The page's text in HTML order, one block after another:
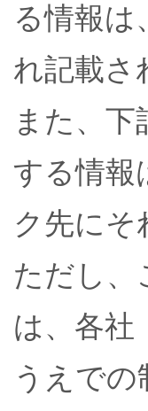
る情報
れ記載さ
また、
する情報
ク先にそ
ただし、
は、各社
うえで